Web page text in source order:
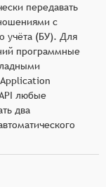
передавать
с
учёта (БУ). Для
программные
любые
два